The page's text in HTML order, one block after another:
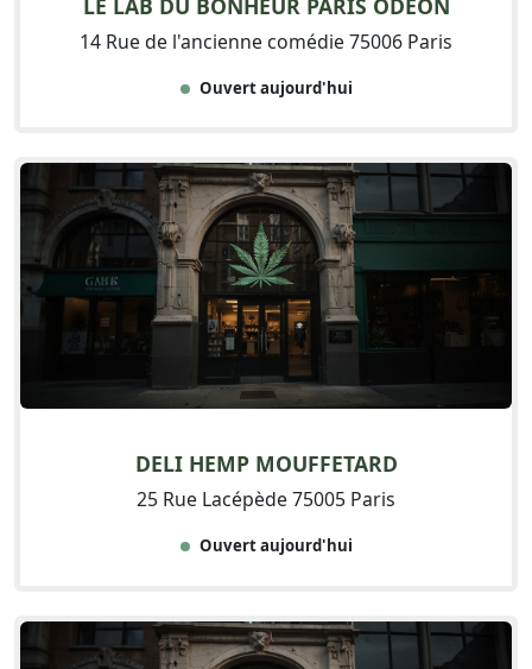
LE LAB DU BONHEUR PARIS ODÉON
14 Rue de l'ancienne comédie 75006 Paris
Ouvert aujourd'hui
DELI HEMP MOUFFETARD
25 Rue Lacépède 75005 Paris
Ouvert aujourd'hui